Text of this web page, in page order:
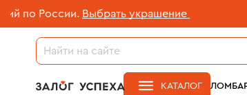
России. Выбрать украшение
КАТАЛОГ